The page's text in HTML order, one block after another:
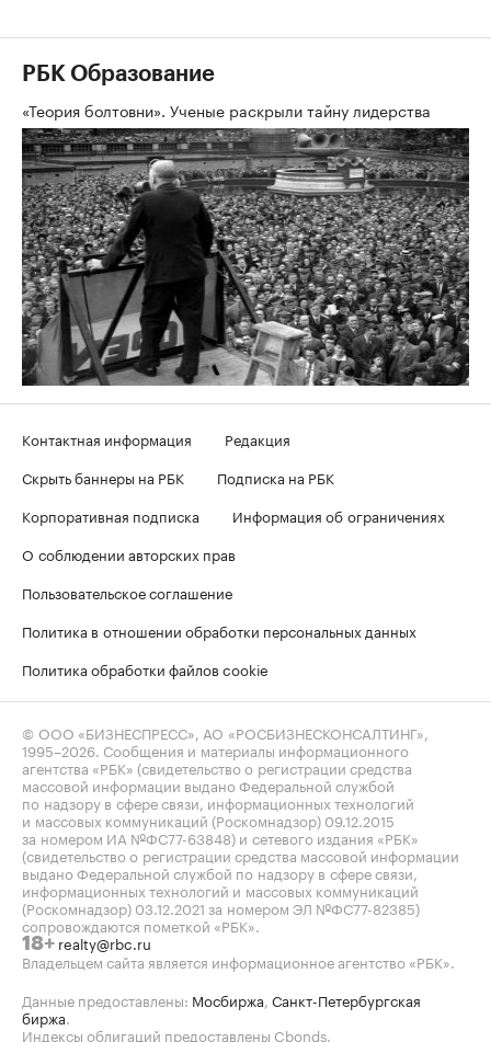
РБК Образование
«Теория болтовни». Ученые раскрыли тайну лидерства
Контактная информация
Редакция
Скрыть баннеры на РБК
Подписка на РБК
Корпоративная подписка
Информация об ограничениях
О соблюдении авторских прав
Пользовательское соглашение
Политика в отношении обработки персональных данных
Политика обработки файлов cookie
© ООО «БИЗНЕСПРЕСС», АО «РОСБИЗНЕСКОНСАЛТИНГ»,
1995–2026 . Сообщения и материалы информационного
агентства «РБК» (свидетельство о регистрации средства
массовой информации выдано Федеральной службой
по надзору в сфере связи, информационных технологий
и массовых коммуникаций (Роскомнадзор) 09.12.2015
за номером ИА №ФС77-63848) и сетевого издания «РБК»
(свидетельство о регистрации средства массовой информации
выдано Федеральной службой по надзору в сфере связи,
информационных технологий и массовых коммуникаций
(Роскомнадзор) 03.12.2021 за номером ЭЛ №ФС77-82385)
сопровождаются пометкой «РБК».
18+ realty@rbc.ru
Владельцем сайта является информационное агентство «РБК».
Данные предоставлены: Мосбиржа Санкт-Петербургская
биржа
Индексы облигаций предоставлены Cbonds.